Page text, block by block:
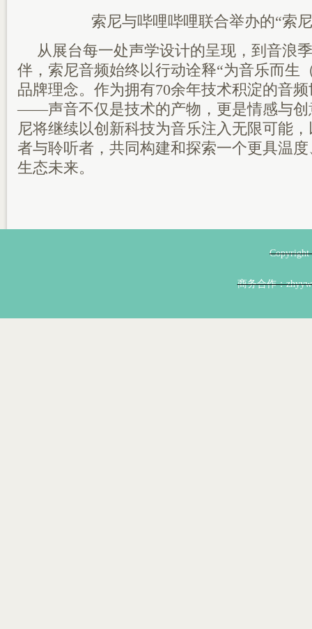
索尼与哔哩哔哩联合举办的“索
从展台每一处声学设计的呈现，到音浪
伴，索尼音频始终以行动诠释“为音乐而生
品牌理念。作为拥有70余年技术积淀的音
——声音不仅是技术的产物，更是情感与创
尼将继续以创新科技为音乐注入无限可能
者与聆听者，共同构建和探索一个更具温
生态未来。
商务合作：